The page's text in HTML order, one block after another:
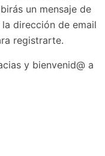
un mensaje de
dirección de email
registrarte.
y bienvenid@ a